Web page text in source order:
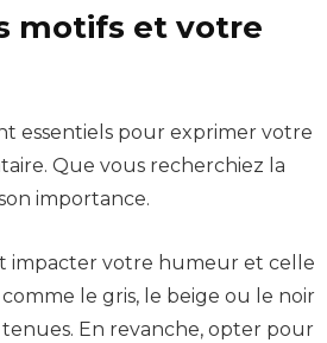
motifs et votre
essentiels pour exprimer votre
Que vous recherchiez la
importance.
impacter votre humeur et celle
le gris, le beige ou le noir
En revanche, opter pour